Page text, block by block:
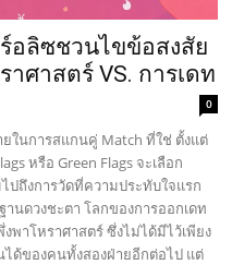
อลิซชวนไขข้อสงสัย
าศาสตร์ VS. การเดท
0
ในการสแกนคู่ Match ที่ใช่ ตั้งแต่
หรือ Green Flags จะเลือก
ปถึงการวัดที่ความประทับใจแรก
ลกของการออกเดท
พาโหราศาสตร์ ซึ่งไม่ได้มีไว้เพียง
ได้ของคนทั้งสองฝ่ายอีกต่อไป แต่